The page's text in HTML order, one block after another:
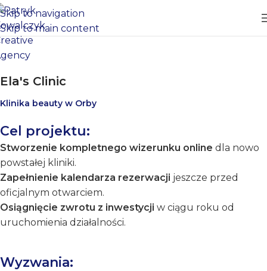
Skip to navigation
Skip to main content
Ela's Clinic
Klinika beauty w Orby
Cel projektu:
Stworzenie kompletnego wizerunku online dla nowo
powstałej kliniki.
Zapełnienie kalendarza rezerwacji jeszcze przed
oficjalnym otwarciem.
Osiągnięcie zwrotu z inwestycji w ciągu roku od
uruchomienia działalności.
Wyzwania: